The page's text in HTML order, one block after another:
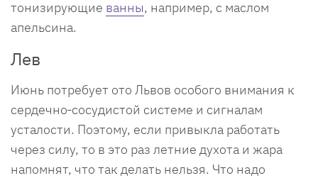
тонизирующие ванны, например, с маслом
апельсина.
Лев
Июнь потребует ото Львов особого внимания к
сердечно‑сосудистой системе и сигналам
усталости. Поэтому, если привыкла работать
через силу, то в это раз летние духота и жара
напомнят, что так делать нельзя. Что надо